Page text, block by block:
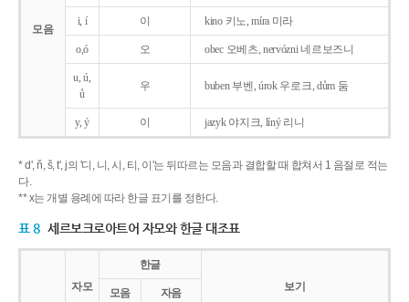
모음
i, í 이 kino 키노, míra 미라
o,ó 오 obec 오베츠, nervózni 네르보즈니
u, ú,
ů
우 buben 부벤, úrok 우로크, dům 둠
y, ý 이 jazyk야지크, líný 리니
* d', ň, š, t', j의 '디, 니, 시, 티, 이'는 뒤따르는 모음과 결합할 때 합쳐서 1 음절로 적는
다.
** x는 개별 용례에 따라 한글 표기를 정한다.
표 8 세르보크로아트어 자모와 한글 대조표
자모
한글
보기
모음
자음